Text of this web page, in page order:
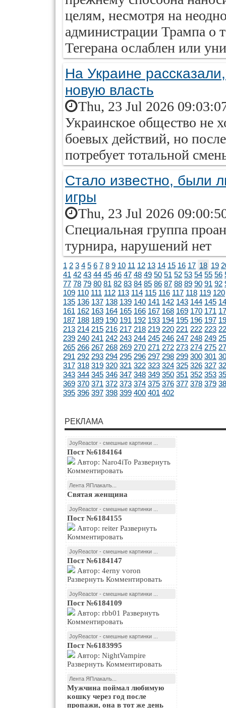
целям, несмотря на
администрации Трампа о
Тегерана ослаблен или
На Украине
новую власть
Thu, 23 Jul 2026
Украинское общество не
боевых действий, но
потребует тотальной
Стало известно, были
игры
Thu, 23 Jul 2026
Специальная группа
турнира, нарушений нет
1 2 3 4 5 6 7 8 9 10 11 12 13 14 15 16 17 18 19
41 42 43 44 45 46 47 48 49 50 51 52 53 54 55 56
77 78 79 80 81 82 83 84 85 86 87 88 89 90 91 92
109 110 111 112 113 114 115 116 117 118 119 120
135 136 137 138 139 140 141 142 143 144 145
161 162 163 164 165 166 167 168 169 170 171
187 188 189 190 191 192 193 194 195 196 197
213 214 215 216 217 218 219 220 221 222 223
239 240 241 242 243 244 245 246 247 248 249
265 266 267 268 269 270 271 272 273 274 275
291 292 293 294 295 296 297 298 299 300 301
317 318 319 320 321 322 323 324 325 326 327
343 344 345 346 347 348 349 350 351 352 353
369 370 371 372 373 374 375 376 377 378 379
395 396 397 398 399 400 401 402
РЕКЛАМА
JoyReactor - смешные картинки ...
Пост №6184164
Комментировать
Лента ЯПлакалъ...
Святая женщина
JoyReactor - смешные картинки ...
Пост №6184155
Комментировать
JoyReactor - смешные картинки ...
Пост №6184147
Развернуть Комментировать
JoyReactor - смешные картинки ...
Пост №6184109
Комментировать
JoyReactor - смешные картинки ...
Пост №6183995
Развернуть Комментировать
Лента ЯПлакалъ...
Мужчина поймал любимую
кошку через год после
пропажи, она в тот же день